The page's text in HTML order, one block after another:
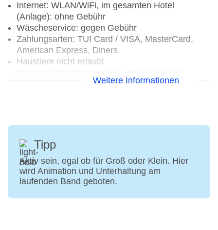
Internet: WLAN/WiFi, im gesamten Hotel
(Anlage): ohne Gebühr
Wäscheservice: gegen Gebühr
Zahlungsarten: TUI Card / VISA, MasterCard,
American Express, Diners
Haustiere nicht erlaubt
Anfrage & Reservierung notwendig
Weitere Informationen
Tipp
Aktiv sein, egal ob für Groß oder Klein. Hier
wird Animation und Unterhaltung am
laufenden Band geboten.